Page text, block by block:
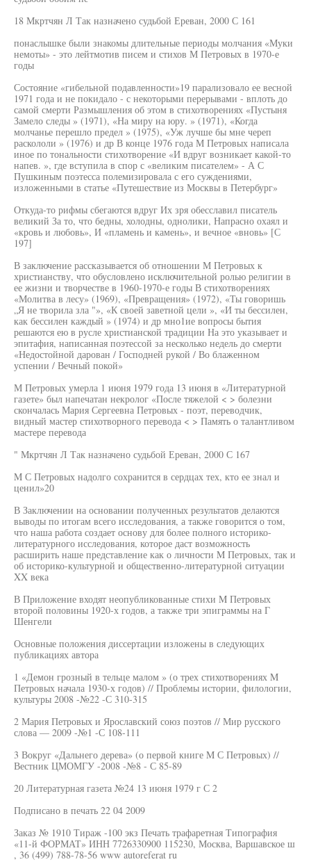
18 Мкртчян Л Так назначено судьбой Ереван, 2000 С 161
понаслышке были знакомы длительные периоды молчания «Муки
немоты» - это лейтмотив писем и стихов М Петровых в 1970-е
годы
Состояние «гибельной подавленности»19 парализовало ее весной
1971 года и не покидало - с некоторыми перерывами - вплоть до
самой смерти Размышления об этом в стихотворениях «Пустыня
Замело следы » (1971), «На миру на юру. » (1971), «Когда
молчанье перешло предел » (1975), «Уж лучше бы мне череп
раскололи » (1976) и др В конце 1976 года М Петровых написала
иное по тональности стихотворение «И вдруг возникает какой-то
напев. », где вступила в спор с «великим писателем» - А С
Пушкиным поэтесса полемизировала с его суждениями,
изложенными в статье «Путешествие из Москвы в Петербург»
Откуда-то рифмы сбегаются вдруг Их зря обесславил писатель
великий За то, что бедны, холодны, однолики, Напрасно охаял и
«кровь и любовь», И «пламень и камень», и вечное «вновь» [С
197]
В заключение рассказывается об отношении М Петровых к
христианству, что обусловлено исключительной ролью религии в
ее жизни и творчестве в 1960-1970-е годы В стихотворениях
«Молитва в лесу» (1969), «Превращения» (1972), «Ты говоришь
„Я не творила зла "», «К своей заветной цели », «И ты бессилен,
как бессилен каждый » (1974) и др мно1ие вопросы бытия
решаются ею в русле христианской традиции На это указывает и
эпитафия, написанная поэтессой за несколько недель до смерти
«Недостойной дарован / Господней рукой / Во блаженном
успении / Вечный покой»
М Петровых умерла 1 июня 1979 года 13 июня в «Литературной
газете» был напечатан некролог «После тяжелой < > болезни
скончалась Мария Сергеевна Петровых - поэт, переводчик,
видный мастер стихотворного перевода < > Память о талантливом
мастере перевода
" Мкртчян Л Так назначено судьбой Ереван, 2000 С 167
M С Петровых надолго сохранится в сердцах тех, кто ее знал и
ценил»20
В Заключении на основании полученных результатов делаются
выводы по итогам всего исследования, а также говорится о том,
что наша работа создает основу для более полного историко-
литературного исследования, которое даст возможность
расширить наше представление как о личности M Петровых, так и
об историко-культурной и общественно-литературной ситуации
XX века
В Приложение входят неопубликованные стихи M Петровых
второй половины 1920-х годов, а также три эпиграммы на Г
Шенгели
Основные положения диссертации изложены в следующих
публикациях автора
1 «Демон грозный в тельце малом » (о трех стихотворениях M
Петровых начала 1930-х годов) // Проблемы истории, филологии,
культуры 2008 -№22 -С 310-315
2 Мария Петровых и Ярославский союз поэтов // Мир русского
слова — 2009 -№1 -С 108-111
3 Вокруг «Дальнего дерева» (о первой книге M С Петровых) //
Вестник ЦМОМГУ -2008 -№8 - С 85-89
20 Литературная газета №24 13 июня 1979 г С 2
Подписано в печать 22 04 2009
Заказ № 1910 Тираж -100 экз Печать трафаретная Типография
«11-й ФОРМАТ» ИНН 7726330900 115230, Москва, Варшавское ш
, 36 (499) 788-78-56 www autoreferat ru